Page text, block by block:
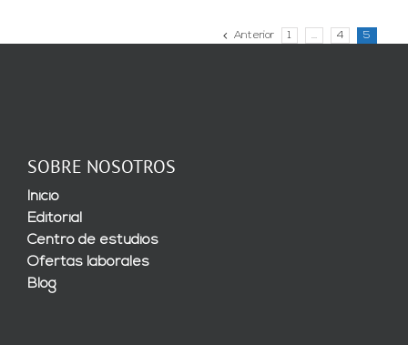
Anterior 1 … 4 5
SOBRE NOSOTROS
Inicio
Editorial
Centro de estudios
Ofertas laborales
Blog